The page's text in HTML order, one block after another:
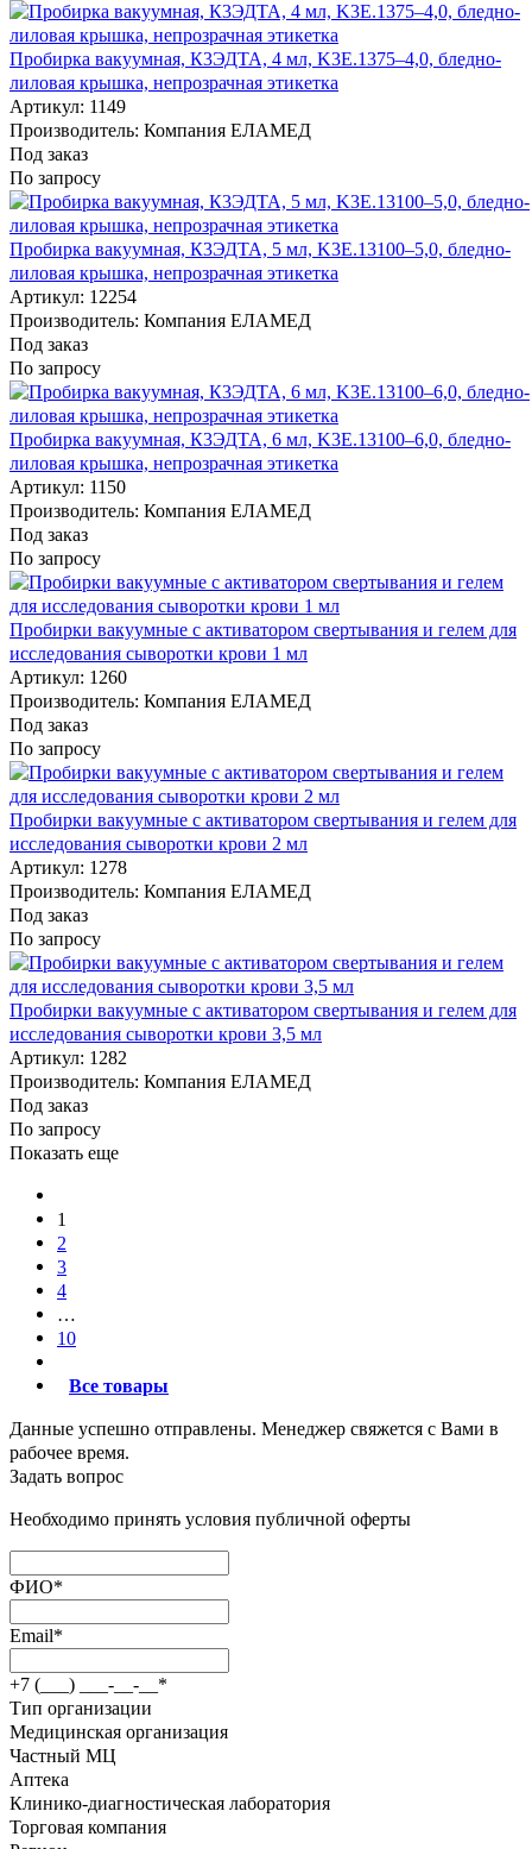
Пробирка вакуумная, К3ЭДТА, 4 мл, K3E.1375–4,0, бледно-
лиловая крышка, непрозрачная этикетка
Артикул: 1149
Производитель: Компания ЕЛАМЕД
Под заказ
По запросу
Пробирка вакуумная, К3ЭДТА, 5 мл, K3E.13100–5,0, бледно-
лиловая крышка, непрозрачная этикетка
Артикул: 12254
Производитель: Компания ЕЛАМЕД
Под заказ
По запросу
Пробирка вакуумная, К3ЭДТА, 6 мл, K3E.13100–6,0, бледно-
лиловая крышка, непрозрачная этикетка
Артикул: 1150
Производитель: Компания ЕЛАМЕД
Под заказ
По запросу
Пробирки вакуумные с активатором свертывания и гелем для
исследования сыворотки крови 1 мл
Артикул: 1260
Производитель: Компания ЕЛАМЕД
Под заказ
По запросу
Пробирки вакуумные с активатором свертывания и гелем для
исследования сыворотки крови 2 мл
Артикул: 1278
Производитель: Компания ЕЛАМЕД
Под заказ
По запросу
Пробирки вакуумные с активатором свертывания и гелем для
исследования сыворотки крови 3,5 мл
Артикул: 1282
Производитель: Компания ЕЛАМЕД
Под заказ
По запросу
Показать еще
1
2
3
4
…
10
Все товары
Данные успешно отправлены. Менеджер свяжется с Вами в
рабочее время.
Задать вопрос
Необходимо принять условия публичной оферты
ФИО*
Email*
+7 (___) ___-__-__ *
Тип организации
Медицинская организация
Частный МЦ
Аптека
Клинико-диагностическая лаборатория
Торговая компания